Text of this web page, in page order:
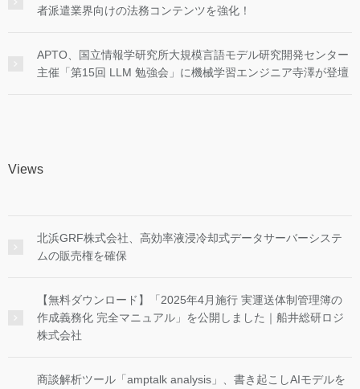
者派遣業界向けの法務コンテンツを強化！
APTO、国立情報学研究所大規模言語モデル研究開発センター
主催「第15回 LLM 勉強会」に機械学習エンジニア寺澤が登壇
Views
北浜GRF株式会社、高効率液浸冷却式データサーバーシステ
ムの販売権を確保
【無料ダウンロード】「2025年4月施行 実運送体制管理簿の
作成義務化 完全マニュアル」を公開しました｜船井総研ロジ
株式会社
商談解析ツール「amptalk analysis」、書き起こしAIモデルを